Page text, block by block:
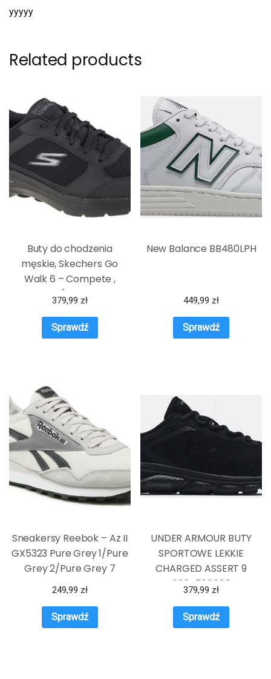
yyyyy
Related products
Buty do chodzenia
męskie, Skechers Go
Walk 6 – Compete ,
SPRAWDŹ OKAZJE NA
WIOSNĘ
379,99 zł
Sprawdź
New Balance BB480LPH
449,99 zł
Sprawdź
Sneakersy Reebok – Az II
GX5323 Pure Grey 1/Pure
Grey 2/Pure Grey 7
249,99 zł
Sprawdź
UNDER ARMOUR BUTY
SPORTOWE LEKKIE
CHARGED ASSERT 9
3024590003
379,99 zł
Sprawdź